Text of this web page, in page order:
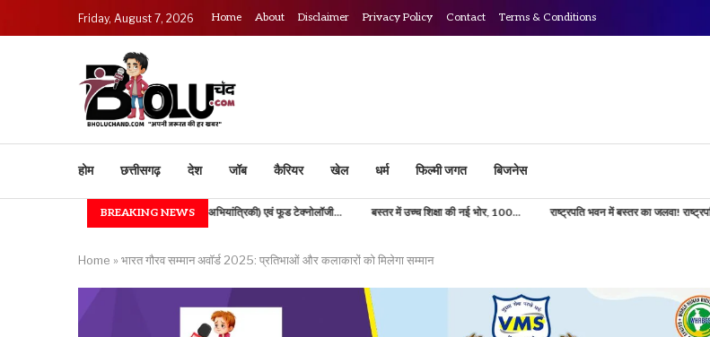
Friday, August 7, 2026 Home About Disclaimer Privacy Policy Contact Terms & Conditions
होम छत्तीसगढ़ देश जॉब कैरियर खेल धर्म फिल्मी जगत बिजनेस
BREAKING NEWS
IGKV में B.TECH (कृषि अभियांत्रिकी) एवं फूड टेक्नोलॉजी... बस्तर में उच्च शिक्षा की नई भोर, 100... राष्ट्रपति भवन में बस्तर का जलवा! राष्ट्रपति मुर्मु... ‘वसुंधरा’
Home » भारत गौरव सम्मान अवॉर्ड 2025: प्रतिभाओं और कलाकारों को मिलेगा सम्मान